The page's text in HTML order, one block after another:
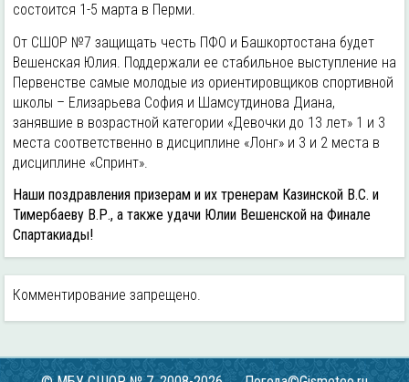
состоится 1-5 марта в Перми.
От СШОР №7 защищать честь ПФО и Башкортостана будет
Вешенская Юлия. Поддержали ее стабильное выступление на
Первенстве самые молодые из ориентировщиков спортивной
школы – Елизарьева София и Шамсутдинова Диана,
занявшие в возрастной категории «Девочки до 13 лет» 1 и 3
места соответственно в дисциплине «Лонг» и 3 и 2 места в
дисциплине «Спринт».
Наши поздравления призерам и их тренерам Казинской В.С. и
Тимербаеву В.Р., а также удачи Юлии Вешенской на Финале
Спартакиады!
Комментирование запрещено.